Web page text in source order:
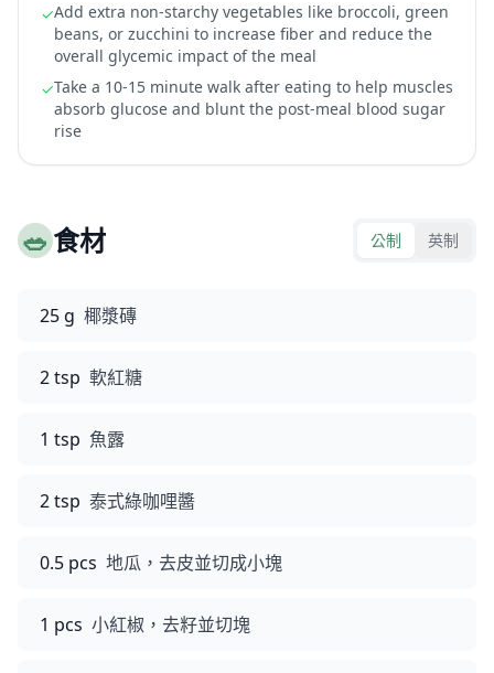
✓Add extra non-starchy vegetables like broccoli, green
beans, or zucchini to increase fiber and reduce the
overall glycemic impact of the meal
✓Take a 10-15 minute walk after eating to help muscles
absorb glucose and blunt the post-meal blood sugar
rise
🥗食材 公制 英制
25 g 椰漿磚
2 tsp 軟紅糖
1 tsp 魚露
2 tsp 泰式綠咖哩醬
0.5 pcs 地瓜，去皮並切成小塊
1 pcs 小紅椒，去籽並切塊